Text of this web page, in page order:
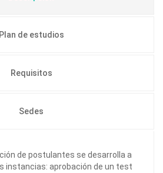
Plan de estudios
Requisitos
Sedes
de postulantes se desarrolla a
instancias: aprobación de un test